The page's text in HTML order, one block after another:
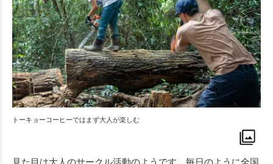
トーキョーコーヒーではまず大人が楽しむ